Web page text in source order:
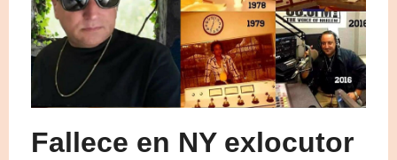
Fallece en NY exlocutor